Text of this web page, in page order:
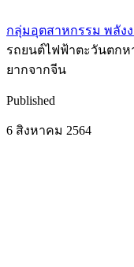
กลุ่มอุตสาหกรรม พลัง
รถยนต์ไฟฟ้าตะวันตกห
ยากจากจีน
Published
6 สิงหาคม 2564